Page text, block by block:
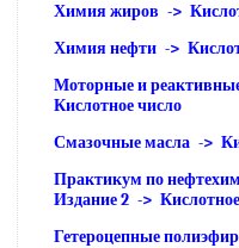
Химия жиров ->
Химия нефти ->
Моторные и
Кислотное число
Смазочные масла ->
Практикум по
Издание 2 ->
Гетероцепные